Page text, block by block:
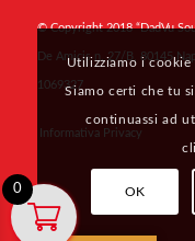
© Copyright 2018 “DadVu
De Amicis n. 27/B, 80145
1069327
Informativa Privacy
Utilizziamo i cookie
Siamo certi che tu
continuassi ad
OK
0